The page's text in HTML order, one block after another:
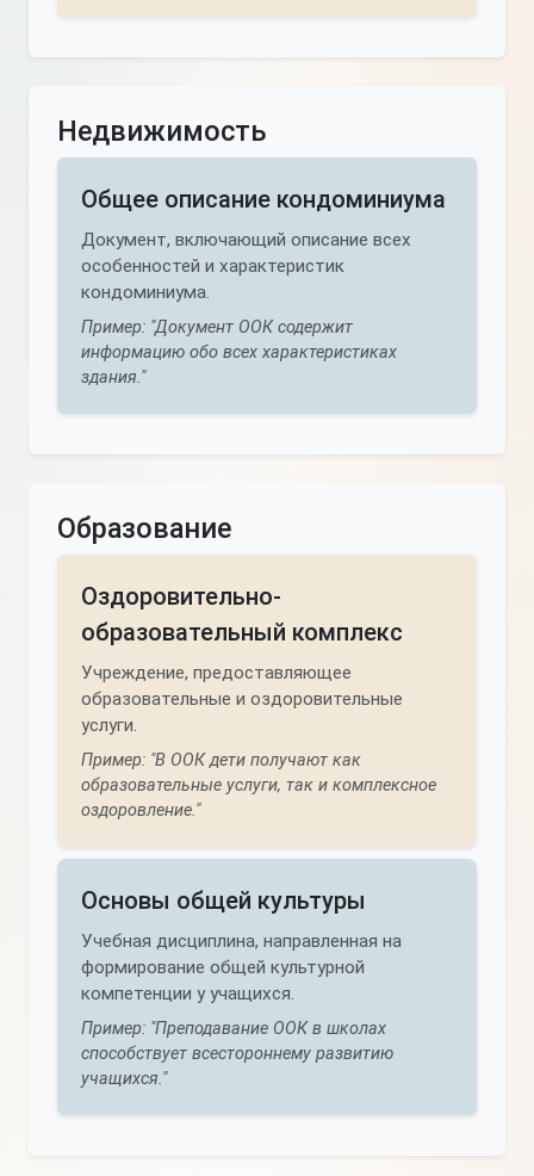
Недвижимость
Общее описание кондоминиума
Документ, включающий описание всех
особенностей и характеристик
кондоминиума.
Пример: "Документ ООК содержит
информацию обо всех характеристиках
здания."
Образование
Оздоровительно-
образовательный комплекс
Учреждение, предоставляющее
образовательные и оздоровительные
услуги.
Пример: "В ООК дети получают как
образовательные услуги, так и комплексное
оздоровление."
Основы общей культуры
Учебная дисциплина, направленная на
формирование общей культурной
компетенции у учащихся.
Пример: "Преподавание ООК в школах
способствует всестороннему развитию
учащихся."